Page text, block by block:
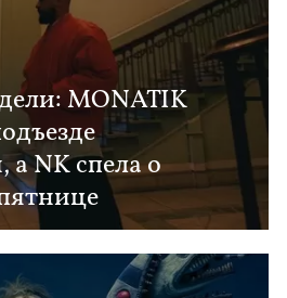
MONATIK
NK спела о